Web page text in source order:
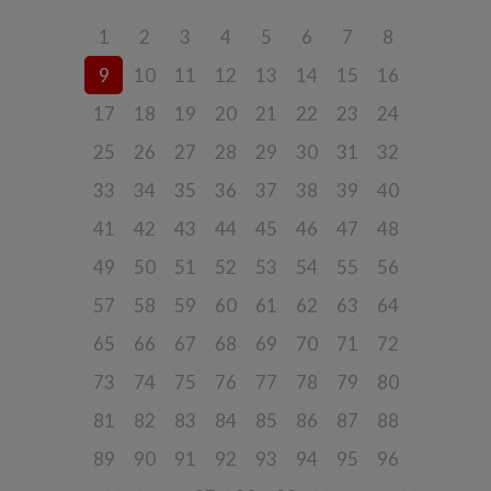
1 2 3 4 5 6 7
8
9
10 11 12 13 14 15
16
17
18 19 20 21 22 23
24
25
26 27 28 29 30 31
32
33
34 35 36 37 38 39
40
41
42 43 44 45 46 47
48
49
50 51 52 53 54 55
56
57
58 59 60 61 62 63
64
65
66 67 68 69 70 71
72
73
74 75 76 77 78 79
80
81
82 83 84 85 86 87
88
89
90 91 92 93 94 95
96
sposobach przetwarzania danych osobowych użytkowników.
W sprawach ochrony swoich danych osobowych możesz
skontaktować się z nami:
a) pod adresem e-mail:rodo@cleanerenergy.pl
b) pisemnie na adres siedziby Spółki.
udostępniają w historii przeglądania stron i aplikacji w ramach
aktywności użytkownika na stronie).
założenia konta lub korzystania z usługi newslettera, tj. imię,
Twoje dane będą przetwarzane do celu:
a) realizacji usługi w oparciu o regulamin korzystania z serwisu, jeśli